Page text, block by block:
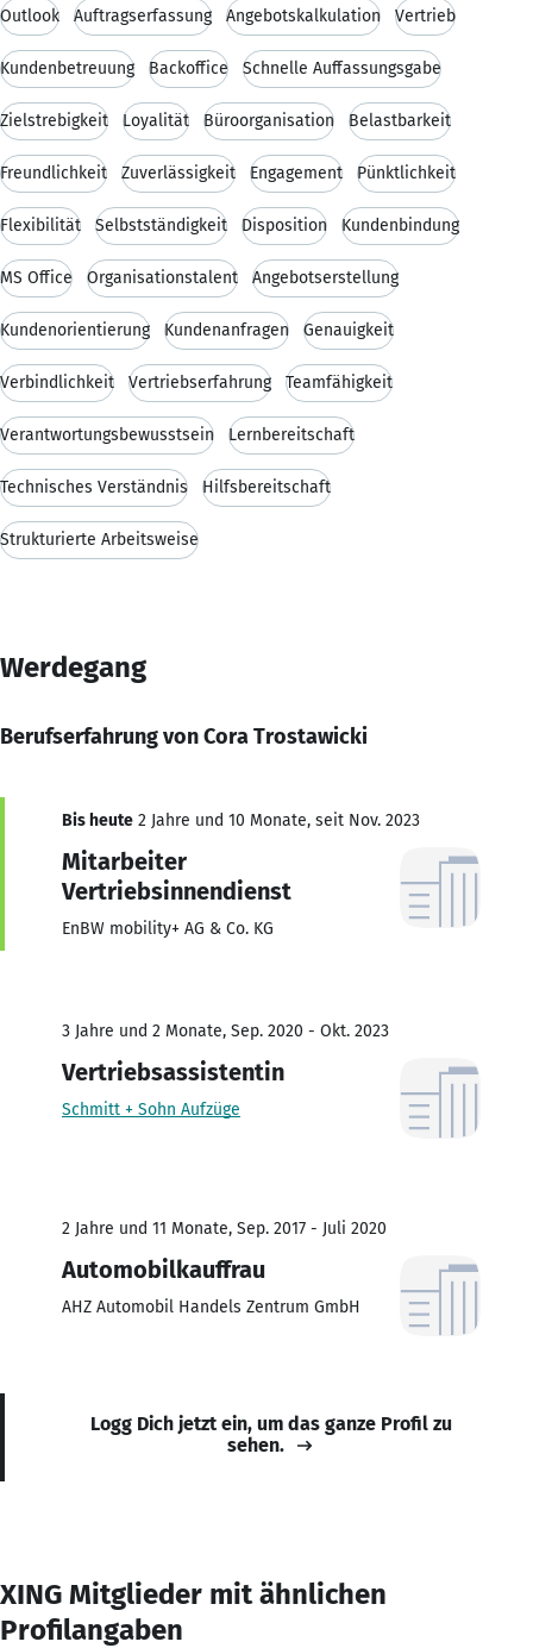
Outlook Auftragserfassung Angebotskalkulation Vertrieb
Kundenbetreuung Backoffice Schnelle Auffassungsgabe
Zielstrebigkeit Loyalität Büroorganisation Belastbarkeit
Freundlichkeit Zuverlässigkeit Engagement Pünktlichkeit
Flexibilität Selbstständigkeit Disposition Kundenbindung
MS Office Organisationstalent Angebotserstellung
Kundenorientierung Kundenanfragen Genauigkeit
Verbindlichkeit Vertriebserfahrung Teamfähigkeit
Verantwortungsbewusstsein Lernbereitschaft
Technisches Verständnis Hilfsbereitschaft
Strukturierte Arbeitsweise
Werdegang
Berufserfahrung von Cora Trostawicki
Bis heute 2 Jahre und 10 Monate, seit Nov. 2023
Mitarbeiter
Vertriebsinnendienst
EnBW mobility+ AG & Co. KG
3 Jahre und 2 Monate, Sep. 2020 - Okt. 2023
Vertriebsassistentin
Schmitt + Sohn Aufzüge
2 Jahre und 11 Monate, Sep. 2017 - Juli 2020
Automobilkauffrau
AHZ Automobil Handels Zentrum GmbH
Logg Dich jetzt ein, um das ganze Profil zu
sehen.
XING Mitglieder mit ähnlichen
Profilangaben